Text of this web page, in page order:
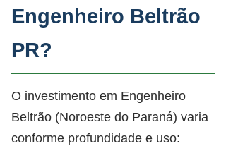
Engenheiro Beltrão
PR?
O investimento em Engenheiro
Beltrão (Noroeste do Paraná) varia
conforme profundidade e uso: